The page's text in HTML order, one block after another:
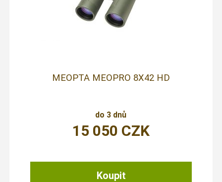
MEOPTA MEOPRO 8X42 HD
do 3 dnů
15 050 CZK